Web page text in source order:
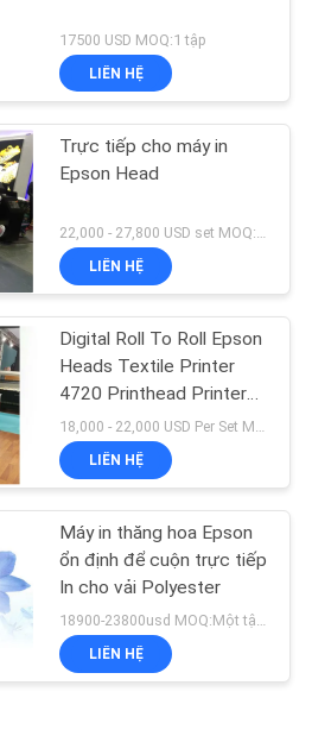
17500 USD MOQ:1 tập
LIÊN HỆ
Trực tiếp cho máy in
Epson Head
22,000 - 27,800 USD set MOQ:1 tập
LIÊN HỆ
Digital Roll To Roll Epson
Heads Textile Printer
4720 Printhead Printers
Flags Printing
18,000 - 22,000 USD Per Set MOQ:1 tập
LIÊN HỆ
Máy in thăng hoa Epson
ổn định để cuộn trực tiếp
In cho vải Polyester
LIÊN HỆ